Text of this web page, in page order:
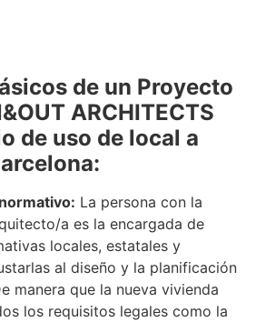
de un Proyecto
ARCHITECTS
de uso de local a
La persona con la
a es la encargada de
locales, estatales y
al diseño y la planificación
manera que la nueva vivienda
los requisitos legales como la